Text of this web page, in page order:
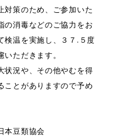
策のため、ご参加いた
の消毒などのご協力をお
検温を実施し、３７.５度
ただきます。
状況や、その他やむを得
ことがありますので予め
本豆類協会